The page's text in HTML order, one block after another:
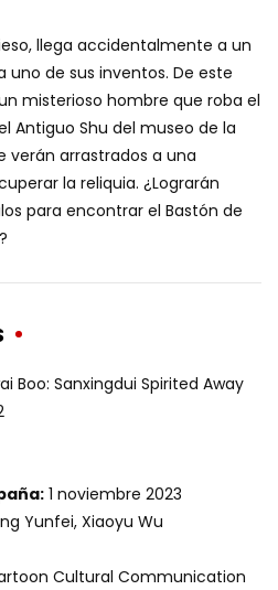
llega accidentalmente a un
uno de sus inventos. De este
misterioso hombre que roba el
Antiguo Shu del museo de la
verán arrastrados a una
la reliquia. ¿Lograrán
para encontrar el Bastón de
Boo: Sanxingdui Spirited Away
1 noviembre 2023
Yunfei, Xiaoyu Wu
Cultural Communication